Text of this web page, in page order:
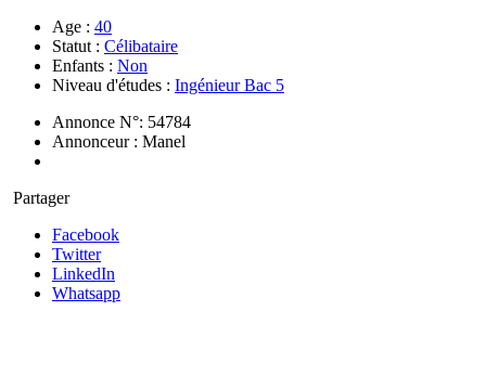
Age : 40
Statut : Célibataire
Enfants : Non
Niveau d'études : Ingénieur Bac 5
Annonce N°: 54784
Annonceur : Manel
Partager
Facebook
Twitter
LinkedIn
Whatsapp